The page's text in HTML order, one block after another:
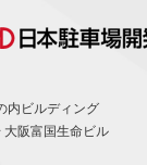
内ビルディング
阪富国生命ビル